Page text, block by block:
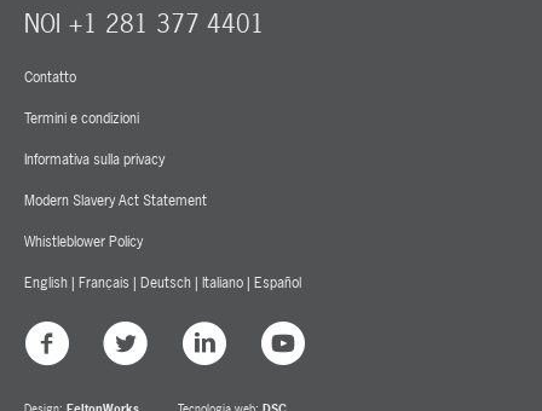
Contatto
Termini e condizioni
Informativa sulla privacy
Modern Slavery Act Statement
Whistleblower Policy
English | Français | Deutsch | Italiano | Español
NOI +1 281 377 4401